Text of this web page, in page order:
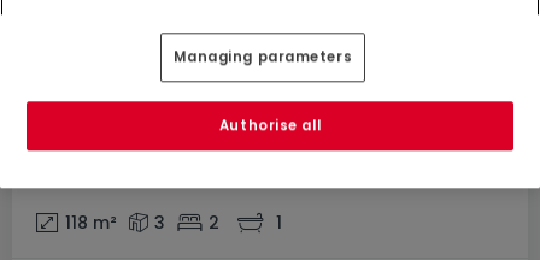
118 m² 3 2 1
Managing parameters
Authorise all